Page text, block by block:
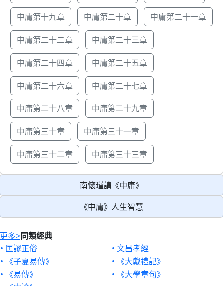
中庸第十九章 中庸第二十章 中庸第二十一章
中庸第二十二章 中庸第二十三章
中庸第二十四章 中庸第二十五章
中庸第二十六章 中庸第二十七章
中庸第二十八章 中庸第二十九章
中庸第三十章 中庸第三十一章
中庸第三十二章 中庸第三十三章
南懷瑾講《中庸》
《中庸》人生智慧
更多>同類經典
• 匡謬正俗
• 文昌孝經
• 《子夏易傳》
• 《大戴禮記》
• 《易傳》
• 《大學章句》